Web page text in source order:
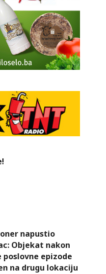
napustio
Objekat nakon
epizode
na drugu lokaciju